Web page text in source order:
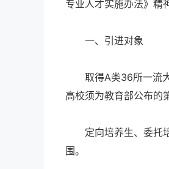
专业人才实施办法》精
一、引进对象
取得A类36所一流大
高校须为教育部公布的
定向培养生、委托培
围。